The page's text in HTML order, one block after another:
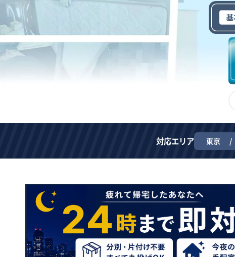
対応エリア 東京